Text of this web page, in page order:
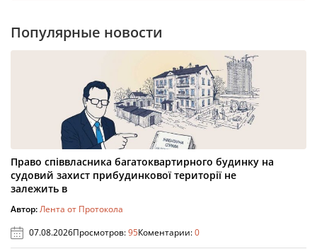
Популярные новости
Право співвласника багатоквартирного будинку на
судовий захист прибудинкової території не
залежить в
Автор:Лента от Протокола
07.08.2026Просмотров:95Коментарии:0